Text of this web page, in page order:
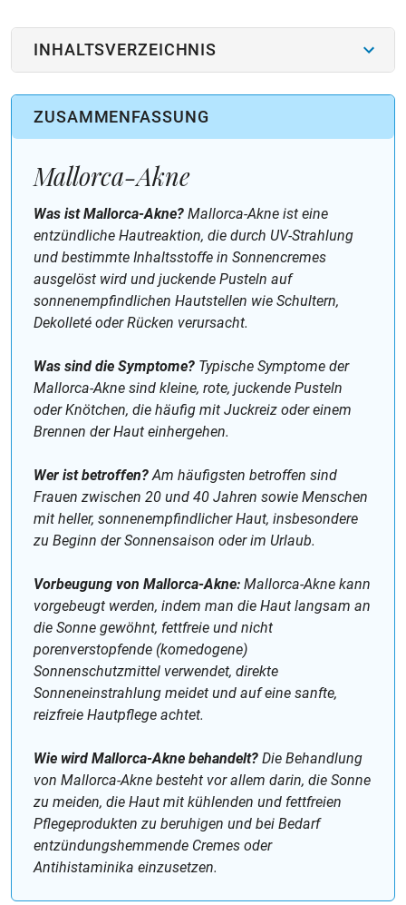
INHALTSVERZEICHNIS
ZUSAMMENFASSUNG
Mallorca-Akne
Was ist Mallorca-Akne? Mallorca-Akne ist eine
entzündliche Hautreaktion, die durch UV-Strahlung
und bestimmte Inhaltsstoffe in Sonnencremes
ausgelöst wird und juckende Pusteln auf
sonnenempfindlichen Hautstellen wie Schultern,
Dekolleté oder Rücken verursacht.
Was sind die Symptome? Typische Symptome der
Mallorca-Akne sind kleine, rote, juckende Pusteln
oder Knötchen, die häufig mit Juckreiz oder einem
Brennen der Haut einhergehen.
Wer ist betroffen?Am häufigsten betroffen sind
Frauen zwischen 20 und 40 Jahren sowie Menschen
mit heller, sonnenempfindlicher Haut, insbesondere
zu Beginn der Sonnensaison oder im Urlaub.
Vorbeugung von Mallorca-Akne: Mallorca-Akne kann
vorgebeugt werden, indem man die Haut langsam an
die Sonne gewöhnt, fettfreie und nicht
porenverstopfende (komedogene)
Sonnenschutzmittel verwendet, direkte
Sonneneinstrahlung meidet und auf eine sanfte,
reizfreie Hautpflege achtet.
Wie wird Mallorca-Akne behandelt? Die Behandlung
von Mallorca-Akne besteht vor allem darin, die Sonne
zu meiden, die Haut mit kühlenden und fettfreien
Pflegeprodukten zu beruhigen und bei Bedarf
entzündungshemmende Cremes oder
Antihistaminika einzusetzen.